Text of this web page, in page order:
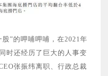
”的呷哺呷哺，在2021年
时还经历了巨大的人事变
张振纬离职、行政总裁